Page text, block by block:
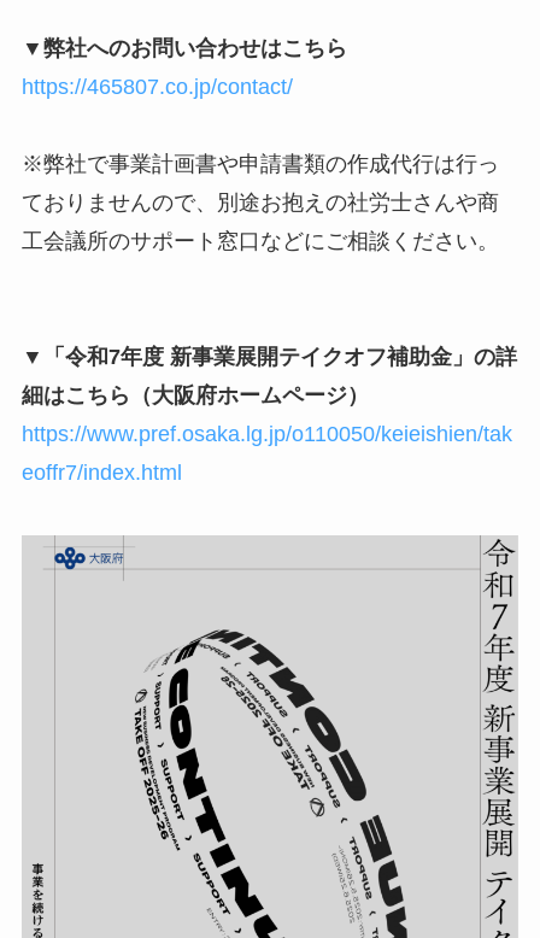
▼弊社へのお問い合わせはこちら
https://465807.co.jp/contact/
※弊社で事業計画書や申請書類の作成代行は行っ
ておりませんので、別途お抱えの社労士さんや商
工会議所のサポート窓口などにご相談ください。
▼「令和7年度 新事業展開テイクオフ補助金」の詳
細はこちら（大阪府ホームページ）
https://www.pref.osaka.lg.jp/o110050/keieishien/tak
eoffr7/index.html